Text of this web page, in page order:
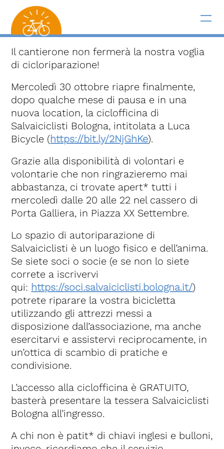
Il cantierone non fermerà la nostra voglia
di cicloriparazione!
Mercoledì 30 ottobre riapre finalmente,
dopo qualche mese di pausa e in una
nuova location, la ciclofficina di
Salvaiciclisti Bologna, intitolata a Luca
Bicycle (https://bit.ly/2NjGhKe).
Grazie alla disponibilità di volontari e
volontarie che non ringrazieremo mai
abbastanza, ci trovate apert* tutti i
mercoledì dalle 20 alle 22 nel cassero di
Porta Galliera, in Piazza XX Settembre.
Lo spazio di autoriparazione di
Salvaiciclisti è un luogo fisico e dell’anima.
Se siete soci o socie (e se non lo siete
correte a iscrivervi
qui: https://soci.salvaiciclisti.bologna.it/)
potrete riparare la vostra bicicletta
utilizzando gli attrezzi messi a
disposizione dall’associazione, ma anche
esercitarvi e assistervi reciprocamente, in
un’ottica di scambio di pratiche e
condivisione.
L’accesso alla ciclofficina è GRATUITO,
basterà presentare la tessera Salvaiciclisti
Bologna all’ingresso.
A chi non è patit* di chiavi inglesi e bulloni,